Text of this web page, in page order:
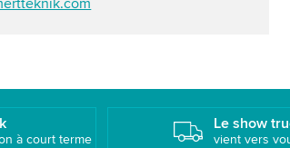
à court terme
Le show
vient vers